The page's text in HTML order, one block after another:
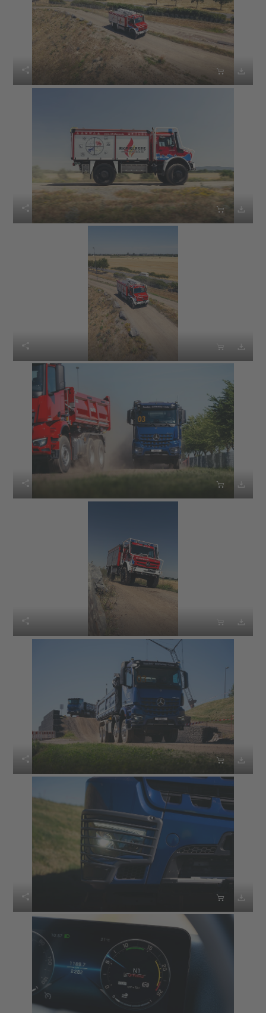
  
  
  
  
  
  
  